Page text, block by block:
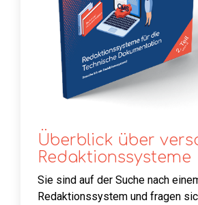
Überblick über
Redaktionssysteme
Sie sind auf der Suche nach
Redaktionssystem und fragen